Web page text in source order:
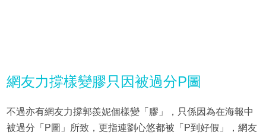
網友力撐樣變膠只因被過分P圖
不過亦有網友力撐郭羨妮個樣變「膠」，只係因為在海報中
被過分「P圖」所致，更指連劉心悠都被「P到好假」，網友